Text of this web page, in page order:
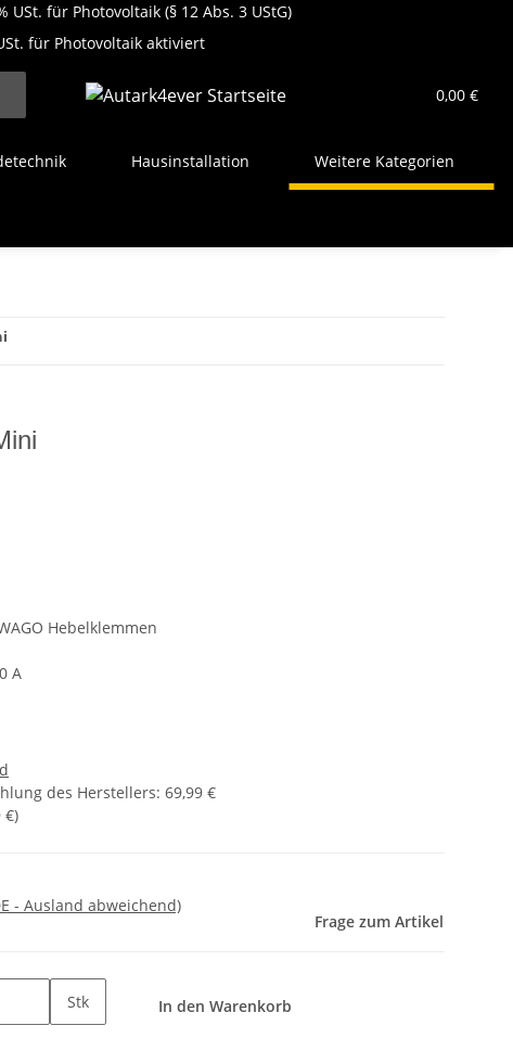
USt. für Photovoltaik (§ 12 Abs. 3 UStG)
für Photovoltaik aktiviert
0,00 €
Hausinstallation Weitere Kategorien
Hebelklemmen
A
des Herstellers: 69,99 €
€)
- Ausland abweichend)
Frage zum Artikel
Stk In den Warenkorb